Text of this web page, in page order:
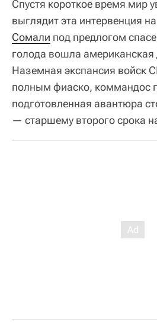
Спустя короткое время мир
выглядит эта интервенция
Сомали под предлогом
голода вошла американская
Наземная экспансия войск
полным фиаско, коммандос
подготовленная авантюра
— старшему второго срока